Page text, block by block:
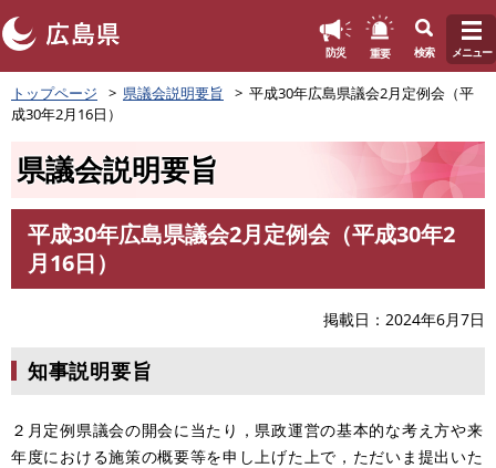
ペ
ー
ジ
防災 重要 検索 メニュー
トップページ 県議会説明要旨
平成30年広島県議会2月定例会（平
成30年2月16日）
県議会説明要旨
平成30年広島県議会2月定例会（平成30年2
月16日）
掲載日 2024年6月7日
知事説明要旨
２月定例県議会の開会に当たり，県政運営の基本的な考え方や来
年度における施策の概要等を申し上げた上で，ただいま提出いた